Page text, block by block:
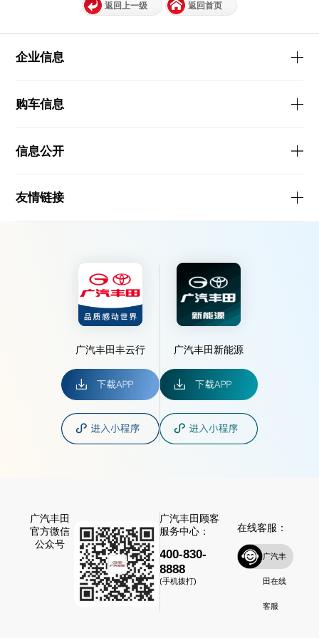
返回上一级 返回首页
企业信息
购车信息
信息公开
友情链接
广汽丰田丰云行 广汽丰田新能源
广汽丰田
官方微信
公众号
广汽丰田顾客
服务中心：
400-830-
8888
(手机拨打)
在线客服：
广汽丰
田在线
客服